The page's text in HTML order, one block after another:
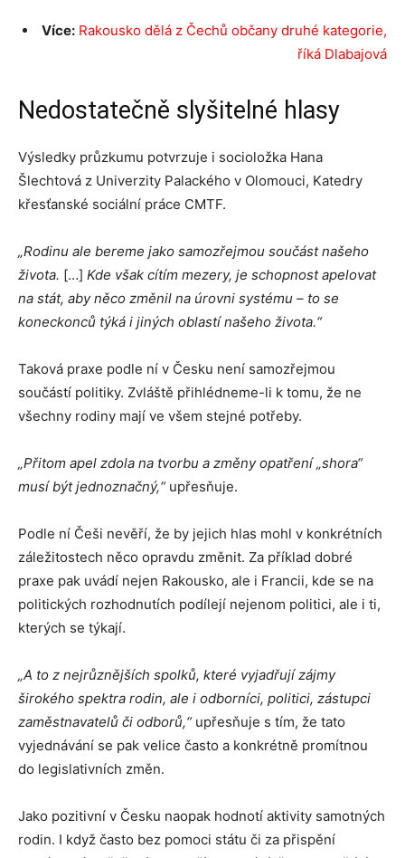
Více: Rakousko dělá z Čechů občany druhé kategorie,
říká Dlabajová
Nedostatečně slyšitelné hlasy
Výsledky průzkumu potvrzuje i socioložka Hana
Šlechtová z Univerzity Palackého v Olomouci, Katedry
křesťanské sociální práce CMTF.
„Rodinu ale bereme jako samozřejmou součást našeho
života. […] Kde však cítím mezery, je schopnost apelovat
na stát, aby něco změnil na úrovni systému – to se
koneckonců týká i jiných oblastí našeho života.“
Taková praxe podle ní v Česku není samozřejmou
součástí politiky. Zvláště přihlédneme-li k tomu, že ne
všechny rodiny mají ve všem stejné potřeby.
„Přitom apel zdola na tvorbu a změny opatření „shora“
musí být jednoznačný,“upřesňuje.
Podle ní Češi nevěří, že by jejich hlas mohl v konkrétních
záležitostech něco opravdu změnit. Za příklad dobré
praxe pak uvádí nejen Rakousko, ale i Francii, kde se na
politických rozhodnutích podílejí nejenom politici, ale i ti,
kterých se týkají.
„A to z nejrůznějších spolků, které vyjadřují zájmy
širokého spektra rodin, ale i odborníci, politici, zástupci
zaměstnavatelů či odborů,“ upřesňuje s tím, že tato
vyjednávání se pak velice často a konkrétně promítnou
do legislativních změn.
Jako pozitivní v Česku naopak hodnotí aktivity samotných
rodin. I když často bez pomoci státu či za přispění